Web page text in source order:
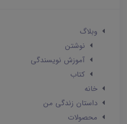
وبلاگ
نوشتن
آموزش نویسندگی
کتاب
خانه
داستان زندگی من
محصولات